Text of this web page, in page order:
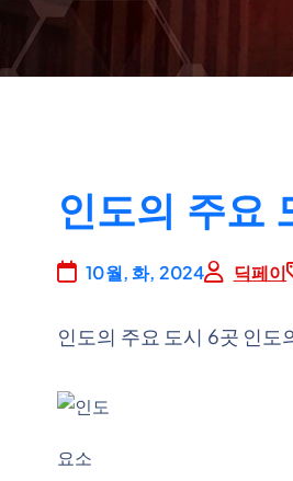
인도의 주요
10월, 화, 2024 딕페이
인도의 주요 도시 6곳 인도
요소